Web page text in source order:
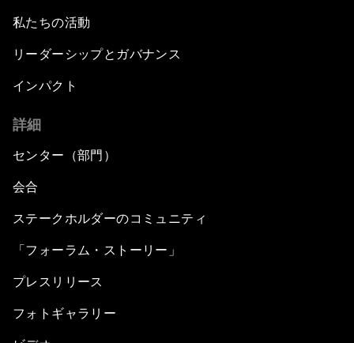
私たちの活動
リーダーシップとガバナンス
インパクト
詳細
センター（部門）
会合
ステークホルダーのコミュニティ
「フォーラム・ストーリー」
プレスリリース
フォトギャラリー